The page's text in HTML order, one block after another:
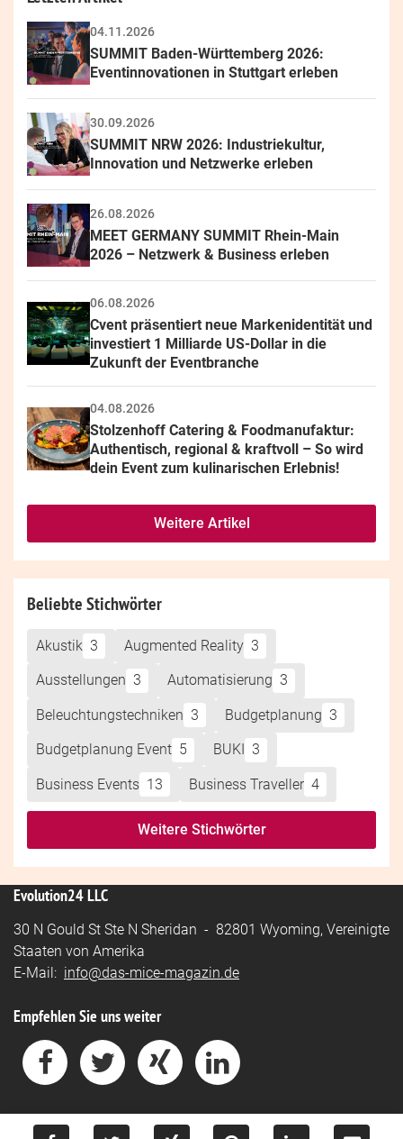
04.11.2026
SUMMIT Baden-Württemberg 2026:
Eventinnovationen in Stuttgart erleben
30.09.2026
SUMMIT NRW 2026: Industriekultur,
Innovation und Netzwerke erleben
26.08.2026
MEET GERMANY SUMMIT Rhein-Main
2026 – Netzwerk & Business erleben
06.08.2026
Cvent präsentiert neue Markenidentität und
investiert 1 Milliarde US-Dollar in die
Zukunft der Eventbranche
04.08.2026
Stolzenhoff Catering & Foodmanufaktur:
Authentisch, regional & kraftvoll – So wird
dein Event zum kulinarischen Erlebnis!
Weitere Artikel
Beliebte Stichwörter
Akustik 3 Augmented Reality 3
Ausstellungen 3 Automatisierung 3
Beleuchtungstechniken 3 Budgetplanung 3
Budgetplanung Event 5 BUKI 3
Business Events 13 Business Traveller 4
Weitere Stichwörter
Evolution24 LLC
30 N Gould St Ste N Sheridan - 82801 Wyoming, Vereinigte
Staaten von Amerika
E-Mail: info@das-mice-magazin.de
Empfehlen Sie uns weiter
Impressum Datenschutz